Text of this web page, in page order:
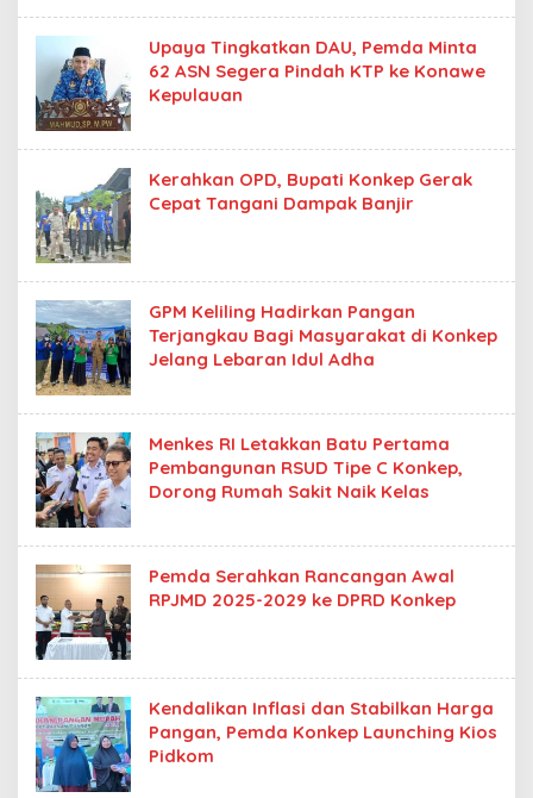
Upaya Tingkatkan DAU, Pemda Minta
62 ASN Segera Pindah KTP ke Konawe
Kepulauan
Kerahkan OPD, Bupati Konkep Gerak
Cepat Tangani Dampak Banjir
GPM Keliling Hadirkan Pangan
Terjangkau Bagi Masyarakat di Konkep
Jelang Lebaran Idul Adha
Menkes RI Letakkan Batu Pertama
Pembangunan RSUD Tipe C Konkep,
Dorong Rumah Sakit Naik Kelas
Pemda Serahkan Rancangan Awal
RPJMD 2025-2029 ke DPRD Konkep
Kendalikan Inflasi dan Stabilkan Harga
Pangan, Pemda Konkep Launching Kios
Pidkom